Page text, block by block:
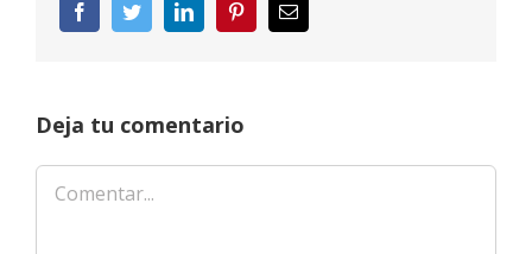
FacebookTwitterLinkedInPinterestCorreo
electrónico
Deja tu comentario
Comentar